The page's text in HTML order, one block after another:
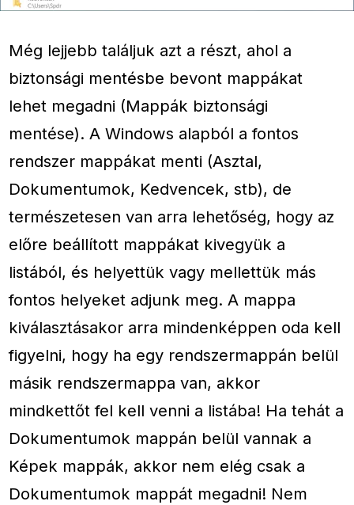
Még lejjebb találjuk azt a részt, ahol a
biztonsági mentésbe bevont mappákat
lehet megadni (Mappák biztonsági
mentése). A Windows alapból a fontos
rendszer mappákat menti (Asztal,
Dokumentumok, Kedvencek, stb), de
természetesen van arra lehetőség, hogy az
előre beállított mappákat kivegyük a
listából, és helyettük vagy mellettük más
fontos helyeket adjunk meg. A mappa
kiválasztásakor arra mindenképpen oda kell
figyelni, hogy ha egy rendszermappán belül
másik rendszermappa van, akkor
mindkettőt fel kell venni a listába! Ha tehát a
Dokumentumok mappán belül vannak a
Képek mappák, akkor nem elég csak a
Dokumentumok mappát megadni! Nem